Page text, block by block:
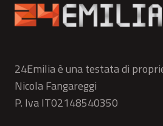
24Emilia è una testata di
Nicola Fangareggi
P. Iva IT02148540350